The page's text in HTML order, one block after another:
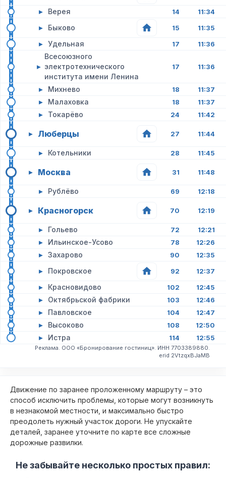
▸ Верея 14 11:34
▸ Быково 15 11:35
▸ Удельная 17 11:36
▸
Всесоюзного
электротехнического
института имени Ленина
17 11:36
▸ Михнево 18 11:37
▸ Малаховка 18 11:37
▸ Токарёво 24 11:42
▸ Люберцы 27 11:44
▸ Котельники 28 11:45
▸ Москва 31 11:48
▸ Рублёво 69 12:18
▸ Красногорск 70 12:19
▸ Гольево 72 12:21
▸ Ильинское-Усово 78 12:26
▸ Захарово 90 12:35
▸ Покровское 92 12:37
▸ Красновидово 102 12:45
▸ Октябрьской фабрики 103 12:46
▸ Павловское 104 12:47
▸ Высоково 108 12:50
▸ Истра 114 12:55
Реклама. ООО «Бронирование гостиниц». ИНН 7703389880.
erid 2VtzqxBJaMB
Движение по заранее проложенному маршруту – это
способ исключить проблемы, которые могут возникнуть
в незнакомой местности, и максимально быстро
преодолеть нужный участок дороги. Не упускайте
деталей, заранее уточните по карте все сложные
дорожные развилки.
Не забывайте несколько простых правил: